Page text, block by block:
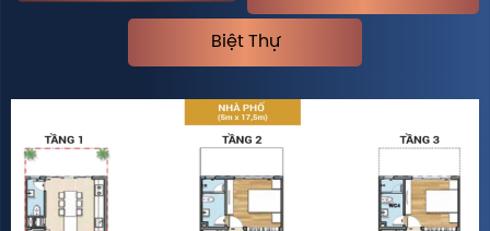
Biệt Thự